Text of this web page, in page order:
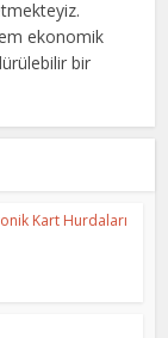
ekonomik
bir
Kart Hurdaları